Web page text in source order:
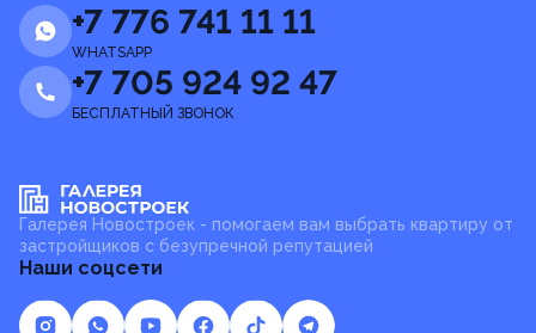
+7 776 741 11 11
WHATSAPP
+7 705 924 92 47
БЕСПЛАТНЫЙ ЗВОНОК
Галерея Новостроек - помогаем вам выбрать квартиру от
застройщиков с безупречной репутацией
Наши соцсети